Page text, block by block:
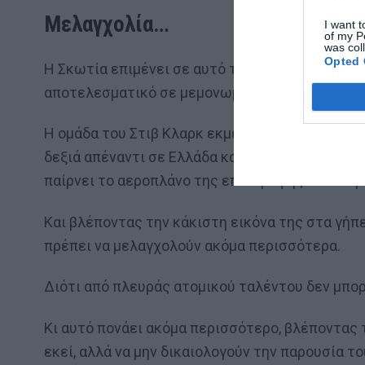
I want
of my
was
Opted
Μελαγχολία…
Η Σκωτία επιμένει σε αυτό το ποδόσφαιρο της
αποτελεσματικό σε μεμονωμένες βραδιές, μα
Η ομάδα του Στιβ Κλαρκ εκμεταλλεύτηκε τα
δεξιά απέναντι σε Ελλάδα και Δανία, βρέθηκε
παίρνει το αεροπλάνο της επιστροφής από
Και βλέποντας την κάκιστη εικόνα της στα
πρέπει να μελαγχολούν ακόμα περισσότερα.
Διότι από πλευράς ατομικού ταλέντου δεν
Κι αυτό πονάει ακόμα περισσότερο,
εκεί, αλλά να μην δικαιολογούν την παρουσία